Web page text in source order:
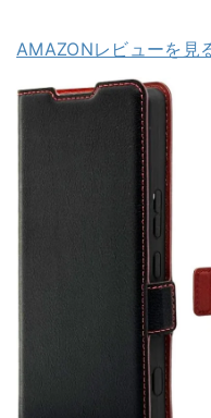
AMAZONレビューを見